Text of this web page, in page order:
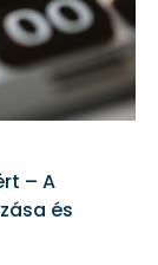
– A
és